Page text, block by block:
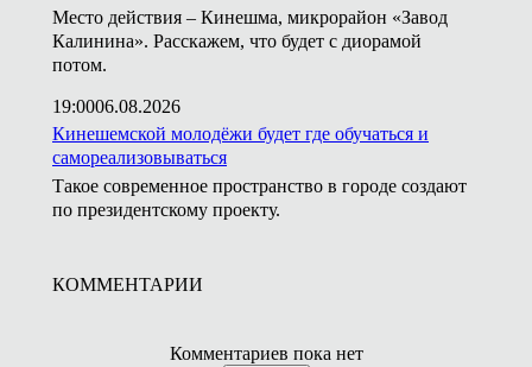
Место действия – Кинешма, микрорайон «Завод
Калинина». Расскажем, что будет с диорамой
потом.
19:0006.08.2026
Кинешемской молодёжи будет где обучаться и
самореализовываться
Такое современное пространство в городе создают
по президентскому проекту.
КОММЕНТАРИИ
Комментариев пока нет